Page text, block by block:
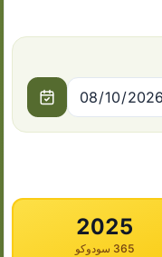
2025
365 سودوكو